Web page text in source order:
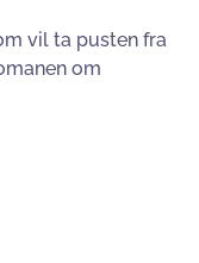
vil ta pusten fra
om